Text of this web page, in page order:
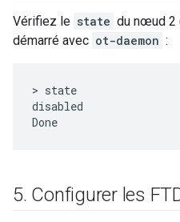
Vérifiez le state du nœud 2
démarré avec ot-daemon :
> state
disabled
5. Configurer les